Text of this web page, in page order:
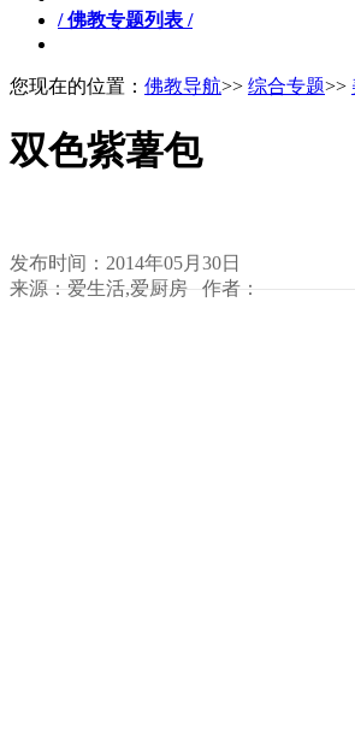
/ 佛教专题列表 /
您现在的位置： 佛教导航>> 综合专题>>
双色紫薯包
发布时间：2014年05月30日
来源：爱生活,爱厨房 作者：